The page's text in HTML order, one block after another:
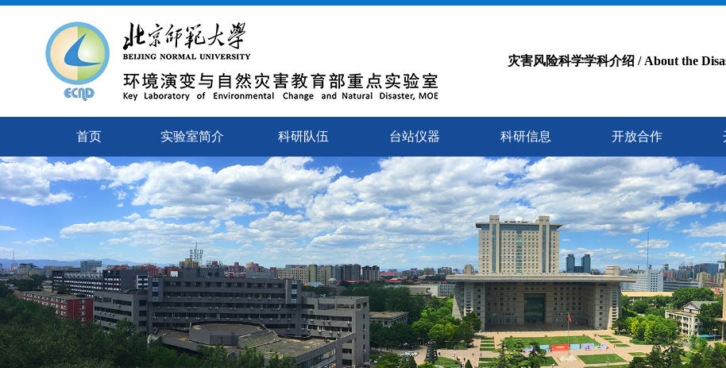
灾害风险科学学科介绍 / About the
首页 实验室简介 科研队伍 台站仪器 科研信息 开放合作